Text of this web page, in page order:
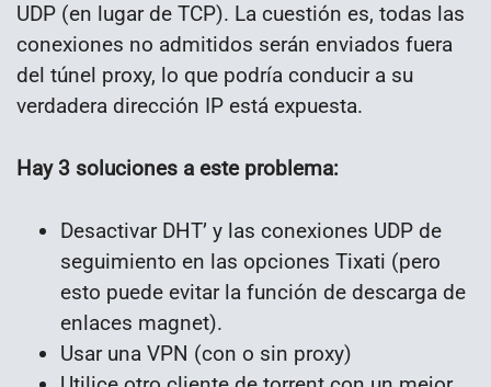
UDP (en lugar de TCP). La cuestión es, todas las
conexiones no admitidos serán enviados fuera
del túnel proxy, lo que podría conducir a su
verdadera dirección IP está expuesta.
Hay 3 soluciones a este problema:
Desactivar DHT’ y las conexiones UDP de
seguimiento en las opciones Tixati (pero
esto puede evitar la función de descarga de
enlaces magnet).
Usar una VPN (con o sin proxy)